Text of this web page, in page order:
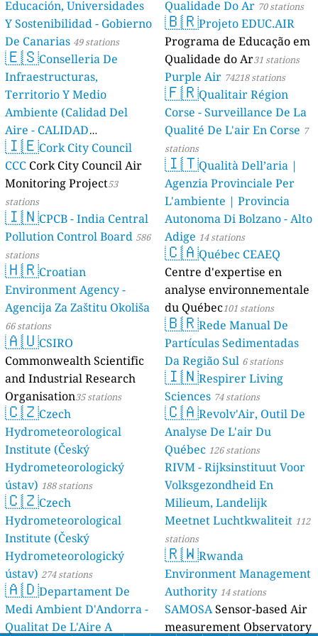
Educación, Universidades
Y Sostenibilidad - Gobierno
De Canarias 49 stations
🇪🇸Conselleria De
Infraestructuras,
Territorio Y Medio
Ambiente (Calidad Del
Aire - CALIDAD
AMBIENTAL) 23 stations
🇮🇪Cork City Council
CCC Cork City Council Air
Monitoring Project53
stations
🇮🇳CPCB - India Central
Pollution Control Board 586
stations
🇭🇷Croatian
Environment Agency -
Agencija Za Zaštitu Okoliša
66 stations
🇦🇺CSIRO
Commonwealth Scientific
and Industrial Research
Organisation35 stations
🇨🇿Czech
Hydrometeorological
Institute (Český
Hydrometeorologický
ústav) 188 stations
🇨🇿Czech
Hydrometeorological
Institute (Český
Hydrometeorologický
ústav) 274 stations
🇦🇩Departament De
Medi Ambient D'Andorra -
Qualitat De L'Aire A
Qualidade Do Ar 70 stations
🇧🇷Projeto EDUC.AIR
Programa de Educação em
Qualidade do Ar31 stations
Purple Air 74218 stations
🇫🇷Qualitair Région
Corse - Surveillance De La
Qualité De L'air En Corse 7
stations
🇮🇹Qualità Dell’aria |
Agenzia Provinciale Per
L'ambiente | Provincia
Autonoma Di Bolzano - Alto
Adige 14 stations
🇨🇦Québec CEAEQ
Centre d'expertise en
analyse environnementale
du Québec101 stations
🇧🇷Rede Manual De
Partículas Sedimentadas
Da Região Sul 6 stations
🇮🇳Respirer Living
Sciences 74 stations
🇨🇦Revolv'Air, Outil De
Analyse De L'air Du
Québec 126 stations
RIVM - Rijksinstituut Voor
Volksgezondheid En
Milieum, Landelijk
Meetnet Luchtkwaliteit 112
stations
🇷🇼Rwanda
Environment Management
Authority 14 stations
SAMOSASensor-based Air
measurement Observatory